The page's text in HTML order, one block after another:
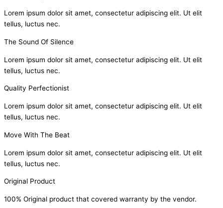
Lorem ipsum dolor sit amet, consectetur adipiscing elit. Ut elit
tellus, luctus nec.
The Sound Of Silence
Lorem ipsum dolor sit amet, consectetur adipiscing elit. Ut elit
tellus, luctus nec.
Quality Perfectionist
Lorem ipsum dolor sit amet, consectetur adipiscing elit. Ut elit
tellus, luctus nec.
Move With The Beat
Lorem ipsum dolor sit amet, consectetur adipiscing elit. Ut elit
tellus, luctus nec.
Original Product
100% Original product that covered warranty by the vendor.